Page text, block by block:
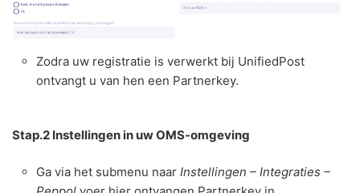
Zodra uw registratie is verwerkt bij UnifiedPost
ontvangt u van hen een Partnerkey.
Stap.2 Instellingen in uw OMS-omgeving
Ga via het submenu naar Instellingen – Integraties –